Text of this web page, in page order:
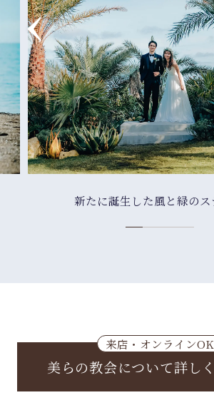
新たに誕生した風と緑のス
来店・オンラインOK
美らの教会について詳し